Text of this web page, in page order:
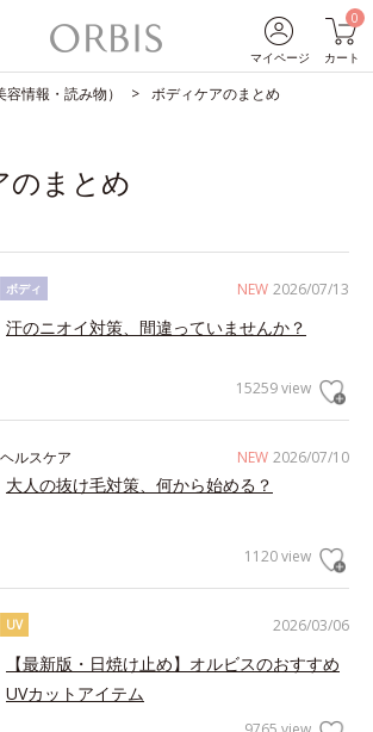
マイページ
0
カート
情報・読み物） ボディケアのまとめ
のまとめ
NEW 2026/07/13
ボディ
汗のニオイ対策、間違っていませんか？
15259 view
NEW 2026/07/10
ヘルスケア
大人の抜け毛対策、何から始める？
1120 view
2026/03/06
UV
【最新版・日焼け止め】オルビスのおすすめ
UVカットアイテム